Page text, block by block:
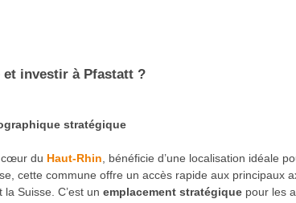
investir à Pfastatt ?
stratégique
cœur du Haut-Rhin , bénéficie d’une localisation idéale
cette commune offre un accès rapide aux principaux
la Suisse. C’est un emplacement stratégique pour les